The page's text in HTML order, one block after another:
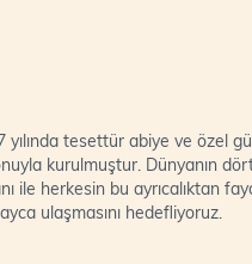
yılında tesettür abiye ve özel
kurulmuştur. Dünyanın
ile herkesin bu ayrıcalıktan
ulaşmasını hedefliyoruz.